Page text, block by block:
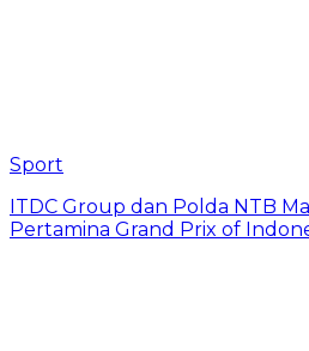
Sport
ITDC Group dan Polda NTB
Pertamina Grand Prix of